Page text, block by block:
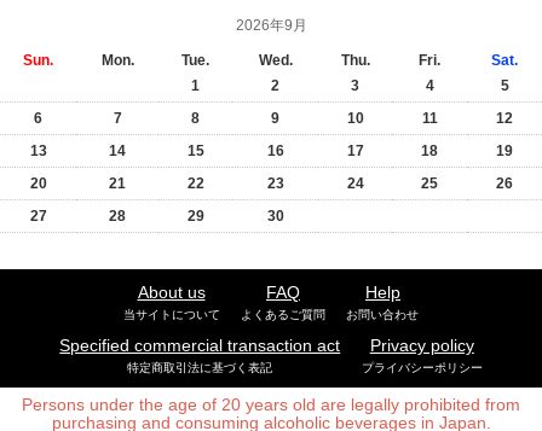
2026年9月
Sun. Mon. Tue. Wed. Thu. Fri.
Sat.
1
2 3 4
5
6
7 8 9 10 11
12
13
14 15 16 17 18
19
20
21 22 23 24 25
26
27
28 29 30
About us
当サイトについて
FAQ
よくあるご質問
Help
お問い合わせ
Specified commercial transaction act
特定商取引法に基づく表記
Privacy policy
プライバシーポリシー
Persons under the age of 20 years old are legally prohibited from
purchasing and consuming alcoholic beverages in Japan.